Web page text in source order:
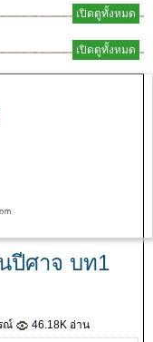
เปิดดูทั้งหมด
เปิดดูทั้งหมด
ปีศาจ บท1
ณ์ 46.18K อ่าน